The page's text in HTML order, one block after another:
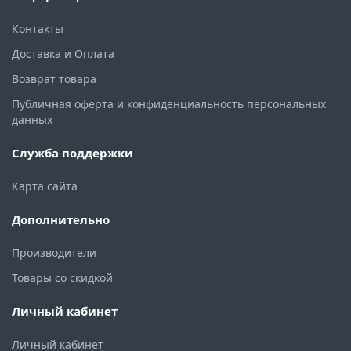
Контакты
Доставка и Оплата
Возврат товара
Публичная оферта и конфиденциальность персональных
данных
Служба поддержки
Карта сайта
Дополнительно
Производители
Товары со скидкой
Личный кабинет
Личный кабинет